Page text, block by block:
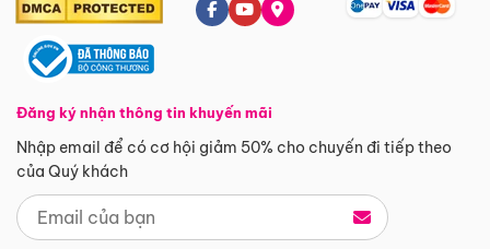
Đăng ký nhận thông tin khuyến mãi
Nhập email để có cơ hội giảm 50% cho chuyến đi tiếp theo
của Quý khách